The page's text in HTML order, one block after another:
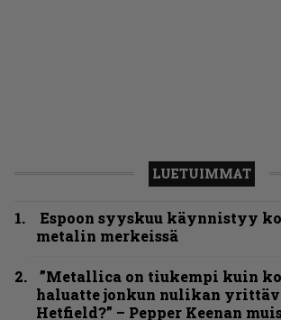
LUETUIMMAT
Espoon syyskuu käynnistyy
metalin merkeissä
”Metallica on tiukempi kuin
haluatte jonkun nulikan
Hetfield?” – Pepper Keenan